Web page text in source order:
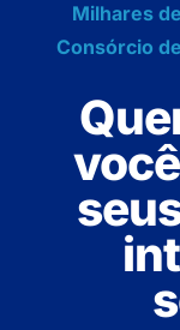
Milhares
Consórcio